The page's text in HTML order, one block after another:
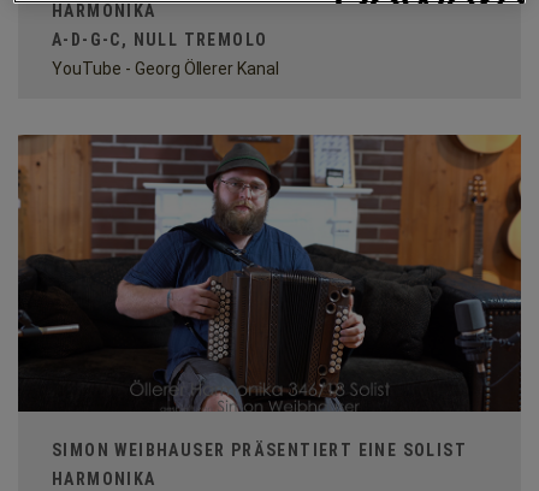
HARMONIKA
A-D-G-C, NULL TREMOLO
YouTube - Georg Öllerer Kanal
SIMON WEIBHAUSER PRÄSENTIERT EINE SOLIST
HARMONIKA